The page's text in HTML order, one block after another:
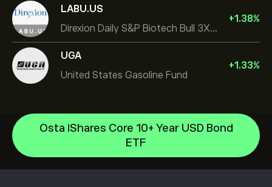
LABU.US
Direxion Daily S&P Biotech Bull 3X ETF
+1.38%
UGA
United States Gasoline Fund
+1.33%
Osta iShares Core 10+ Year USD Bond
ETF
Invesco S&P 500 Equal Weight ETF
iShares $ Treasury Bond 0-1yr UCITS ETF